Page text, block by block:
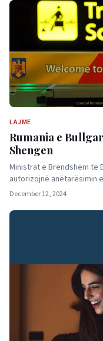
LAJME
Rumania e
Shengen
Ministrat e Brendshëm të
autorizojnë anëtarësimin
December 12, 2024